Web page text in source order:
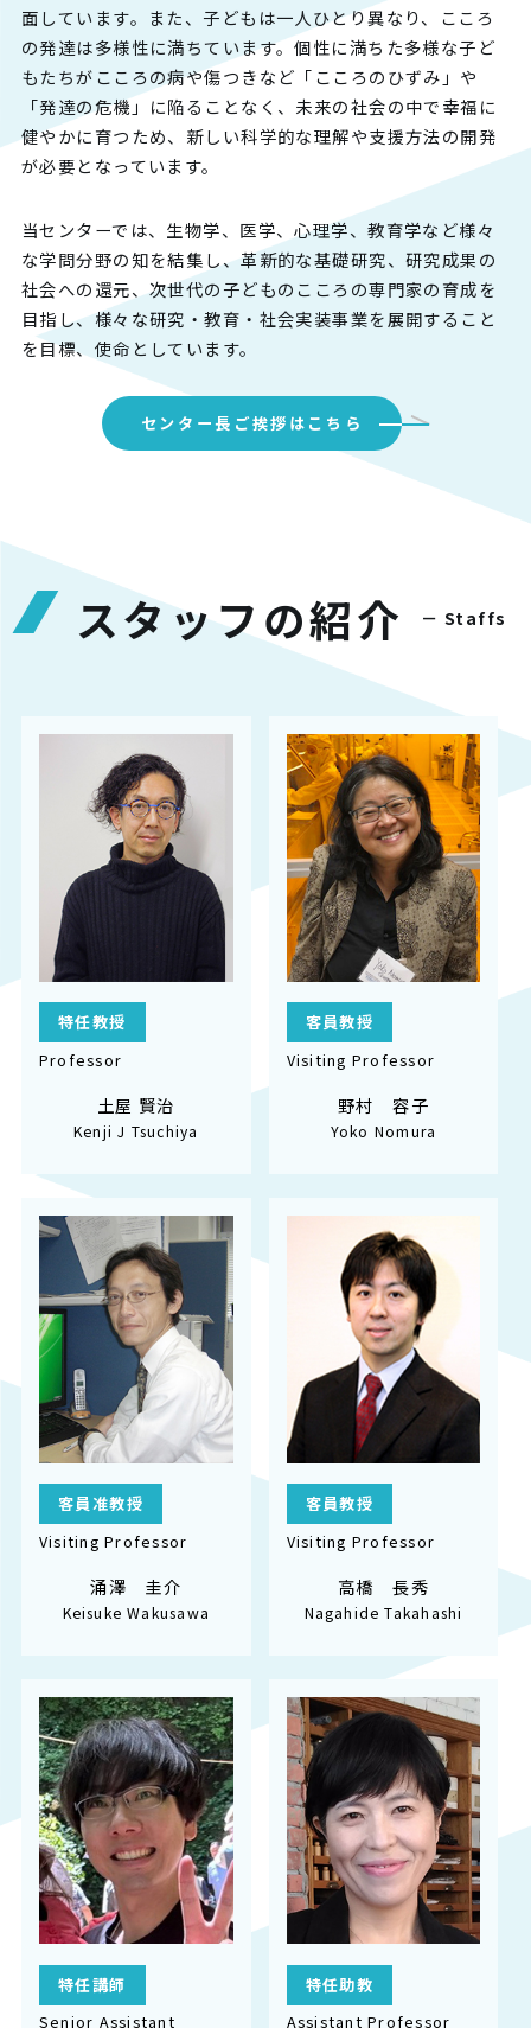
面しています。また、子どもは一人ひとり異なり、こころ
の発達は多様性に満ちています。個性に満ちた多様な子ど
もたちがこころの病や傷つきなど「こころのひずみ」や
「発達の危機」に陥ることなく、未来の社会の中で幸福に
健やかに育つため、新しい科学的な理解や支援方法の開発
が必要となっています。
当センターでは、生物学、医学、心理学、教育学など様々
な学問分野の知を結集し、革新的な基礎研究、研究成果の
社会への還元、次世代の子どものこころの専門家の育成を
目指し、様々な研究・教育・社会実装事業を展開すること
を目標、使命としています。
センター長ご挨拶はこちら
スタッフの紹介 － Staffs
特任教授
Professor
土屋 賢治
Kenji J Tsuchiya
客員教授
Visiting Professor
野村 容子
Yoko Nomura
客員准教授
Visiting Professor
涌澤 圭介
Keisuke Wakusawa
客員教授
Visiting Professor
高橋 長秀
Nagahide Takahashi
特任講師
Senior Assistant
特任助教
Assistant Professor